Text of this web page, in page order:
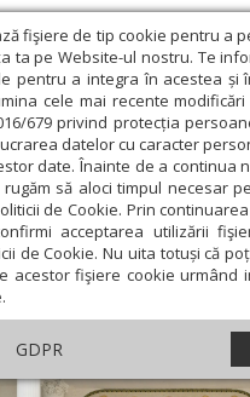
fişiere de tip cookie pentru a
ta pe Website-ul nostru. Te
pentru a integra în acestea și
cele mai recente
679 privind protecția
datelor cu caracter
date. Înainte de a continua
să aloci timpul necesar
de Cookie. Prin
acceptarea utilizării
de Cookie. Nu uita totuși că
acestor fişiere cookie urmând
GDPR
religioasă › Știri ›
Capitală
de teologi